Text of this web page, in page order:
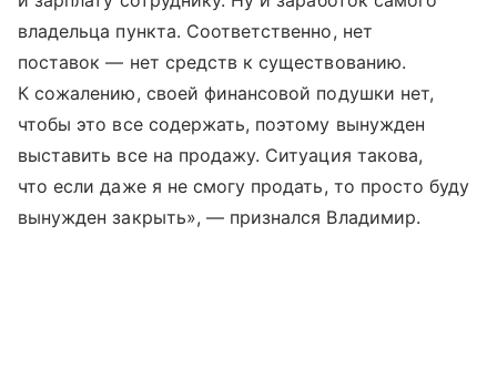
владельца пункта. Соответственно, нет
поставок — нет средств к существованию.
К сожалению, своей финансовой подушки нет,
чтобы это все содержать, поэтому вынужден
выставить все на продажу. Ситуация такова,
что если даже я не смогу продать, то просто буду
вынужден закрыть», — признался Владимир.